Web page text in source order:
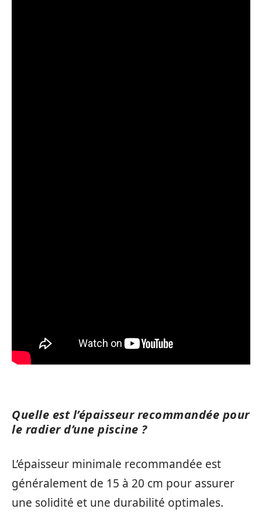
Quelle est l’épaisseur recommandée pour
le radier d’une piscine ?
L’épaisseur minimale recommandée est
généralement de 15 à 20 cm pour assurer
une solidité et une durabilité optimales.